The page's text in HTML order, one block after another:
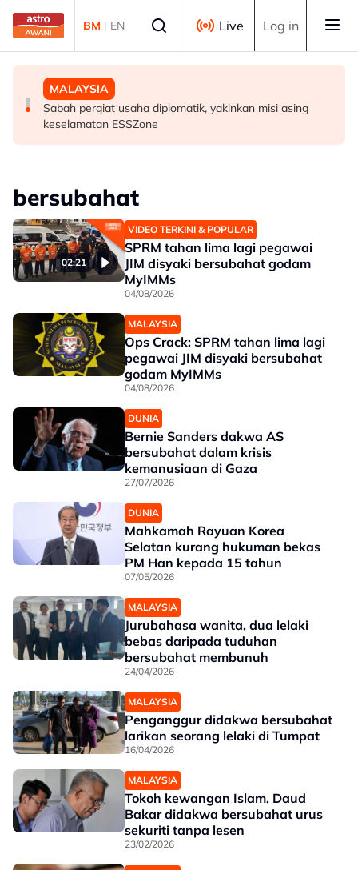
Skip to main content
BM | EN Live Log in
BISNES
Prestasi KDNK suku kedua Malaysia diunjur pada tahap
baik - Amir Hamzah
MALAYSIA
PDRM perkasa kawalan sempadan dengan AI, dron
MALAYSIA
Sabah pergiat usaha diplomatik, yakinkan misi asing
keselamatan ESSZone
bersubahat
02:21
VIDEO TERKINI & POPULAR
SPRM tahan lima lagi pegawai
JIM disyaki bersubahat godam
MyIMMs
04/08/2026
MALAYSIA
Ops Crack: SPRM tahan lima lagi
pegawai JIM disyaki bersubahat
godam MyIMMs
04/08/2026
DUNIA
Bernie Sanders dakwa AS
bersubahat dalam krisis
kemanusiaan di Gaza
27/07/2026
DUNIA
Mahkamah Rayuan Korea
Selatan kurang hukuman bekas
PM Han kepada 15 tahun
07/05/2026
MALAYSIA
Jurubahasa wanita, dua lelaki
bebas daripada tuduhan
bersubahat membunuh
24/04/2026
MALAYSIA
Penganggur didakwa bersubahat
larikan seorang lelaki di Tumpat
16/04/2026
MALAYSIA
Tokoh kewangan Islam, Daud
Bakar didakwa bersubahat urus
sekuriti tanpa lesen
23/02/2026